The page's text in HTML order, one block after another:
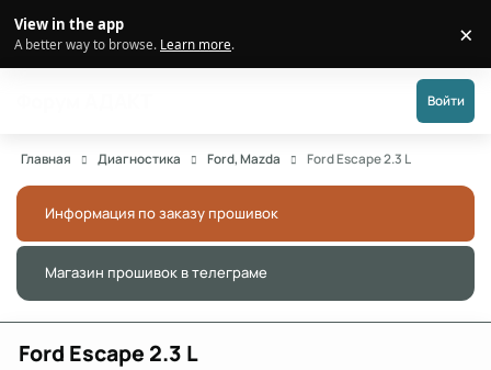
View in the app
A better way to browse. Learn more. ×
Войти
Главная Диагностика Ford, Mazda Ford Escape 2.3 L
Информация по заказу прошивок
Магазин прошивок в телеграме
Ford Escape 2.3 L